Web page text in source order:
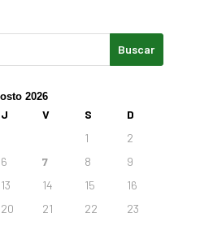
2026
J V S
D
1
2
6 7 8
9
13 14 15
16
20 21 22
23